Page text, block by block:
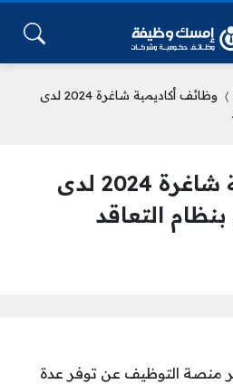
وظائف أكاديمية شاغرة 2024 لدى
وظائف أكاديمية شاغرة 2024 لدى
التعاقد
منصة التوظيف عن توفر عدة